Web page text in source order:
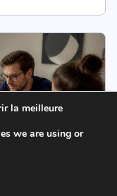
la meilleure
we are using or